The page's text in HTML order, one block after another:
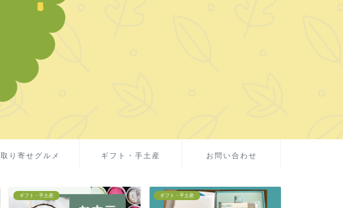
取り寄せグルメ ギフト・手土産 お問い合わせ
ギフト・手土産 お取り寄せグルメ